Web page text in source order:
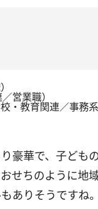
営業職）
・教育関連／事務
豪華で、子ども
せちのように地
ありそうですね。